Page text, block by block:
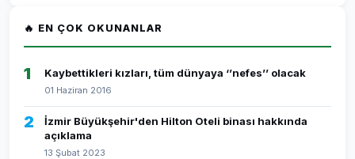
🔥 EN ÇOK OKUNANLAR
1 Kaybettikleri kızları, tüm dünyaya ‘’nefes’’ olacak
01 Haziran 2016
2
İzmir Büyükşehir'den Hilton Oteli binası hakkında
açıklama
13 Şubat 2023